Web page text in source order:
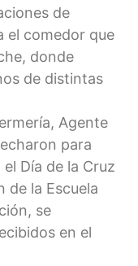
de
el comedor que
donde
de distintas
Agente
para
Día de la Cruz
de la Escuela
se
en el